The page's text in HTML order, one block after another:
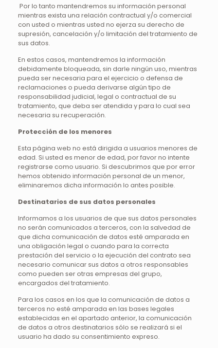
Por lo tanto mantendremos su información personal
mientras exista una relación contractual y/o comercial
con usted o mientras usted no ejerza su derecho de
supresión, cancelación y/o limitación del tratamiento de
sus datos.
En estos casos, mantendremos la información
debidamente bloqueada, sin darle ningún uso, mientras
pueda ser necesaria para el ejercicio o defensa de
reclamaciones o pueda derivarse algún tipo de
responsabilidad judicial, legal o contractual de su
tratamiento, que deba ser atendida y para lo cual sea
necesaria su recuperación.
Protección de los menores
Esta página web no está dirigida a usuarios menores de
edad. Si usted es menor de edad, por favor no intente
registrarse como usuario. Si descubrimos que por error
hemos obtenido información personal de un menor,
eliminaremos dicha información lo antes posible.
Destinatarios de sus datos personales
Informamos a los usuarios de que sus datos personales
no serán comunicados a terceros, con la salvedad de
que dicha comunicación de datos esté amparada en
una obligación legal o cuando para la correcta
prestación del servicio o la ejecución del contrato sea
necesario comunicar sus datos a otros responsables
como pueden ser otras empresas del grupo,
encargados del tratamiento.
Para los casos en los que la comunicación de datos a
terceros no esté amparada en las bases legales
establecidas en el apartado anterior, la comunicación
de datos a otros destinatarios sólo se realizará si el
usuario ha dado su consentimiento expreso.